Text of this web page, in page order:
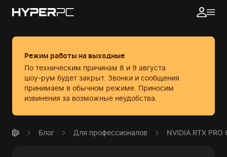
Режим работы на выходные
По техническим причинам 8 и 9 августа
шоу-рум будет закрыт. Звонки и сообщения
принимаем в обычном режиме. Приносим
извинения за возможные неудобства.
Блог Для профессионалов NVIDIA RTX